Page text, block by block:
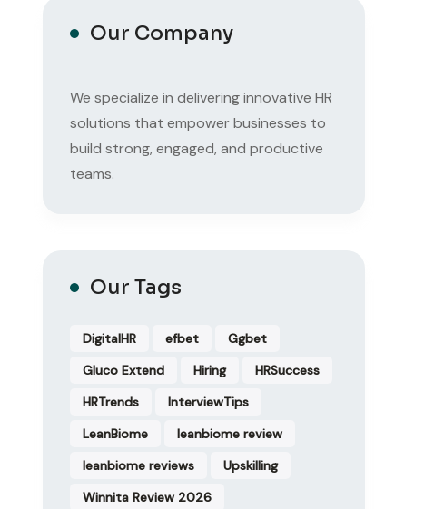
Our Company
We specialize in delivering innovative HR
solutions that empower businesses to
build strong, engaged, and productive
teams.
Our Tags
DigitalHR efbet
Ggbet
Gluco Extend
Hiring
HRSuccess
HRTrends
InterviewTips
LeanBiome
leanbiome review
leanbiome reviews
Upskilling
Winnita Review 2026